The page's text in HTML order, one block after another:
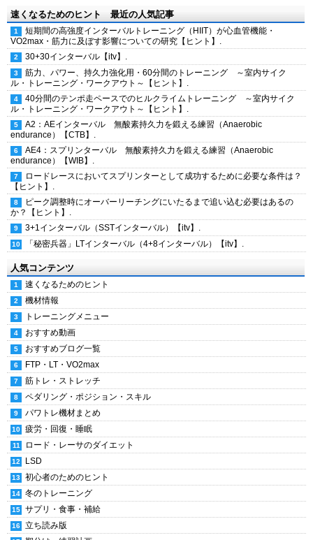
速くなるためのヒント 最近の人気記事
短期間の高強度インターバルトレーニング（HIIT）が心血管機能・
VO2max・筋力に及ぼす影響についての研究【ヒント】.
30+30インターバル【itv】.
筋力、パワー、持久力強化用・60分間のトレーニング ～室内サイク
ル・トレーニング・ワークアウト～【ヒント】.
40分間のテンポ走ペースでのヒルクライムトレーニング ～室内サイク
ル・トレーニング・ワークアウト～【ヒント】.
A2：AEインターバル 無酸素持久力を鍛える練習（Anaerobic
endurance）【CTB】.
AE4：スプリンターバル 無酸素持久力を鍛える練習（Anaerobic
endurance）【WIB】.
ロードレースにおいてスプリンターとして成功するために必要な条件は？
【ヒント】.
ピーク調整時にオーバーリーチングにいたるまで追い込む必要はあるの
か？【ヒント】.
3+1インターバル（SSTインターバル）【itv】.
「秘密兵器」LTインターバル（4+8インターバル）【itv】.
人気コンテンツ
速くなるためのヒント
機材情報
トレーニングメニュー
おすすめ動画
おすすめブログ一覧
FTP・LT・VO2max
筋トレ・ストレッチ
ペダリング・ポジション・スキル
パワトレ機材まとめ
疲労・回復・睡眠
ロード・レーサのダイエット
LSD
初心者のためのヒント
冬のトレーニング
サプリ・食事・補給
立ち読み版